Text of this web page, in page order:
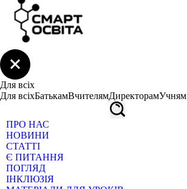
Для всіх
Для всіхБатькамВчителямДиректорамУчням
ПРО НАС
НОВИНИ
СТАТТІ
Є ПИТАННЯ
ПОГЛЯД
ІНКЛЮЗІЯ